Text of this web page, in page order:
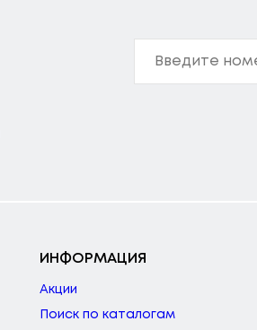
ИНФОРМАЦИЯ
Акции
Поиск по каталогам